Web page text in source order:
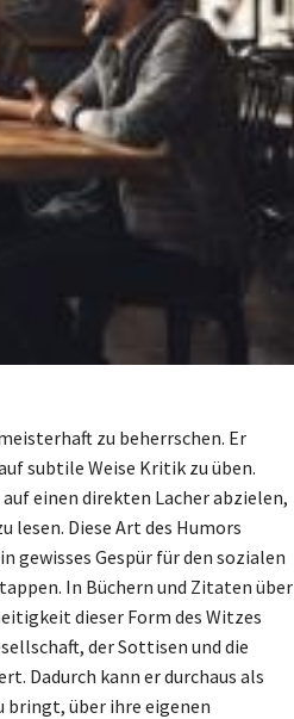
zu beherrschen. Er
subtile Weise Kritik zu üben.
einen direkten Lacher abzielen,
lesen. Diese Art des Humors
gewisses Gespür für den sozialen
In Büchern und Zitaten über
dieser Form des Witzes
der Sottisen und die
Dadurch kann er durchaus als
bringt, über ihre eigenen